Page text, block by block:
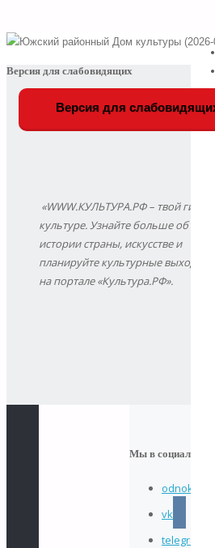
районный
Дом
13
18:06:34
GMT+01:00)
Версия для слабовидящих
Версия для
«WWW.КУЛЬТУРА.РФ – твой гид по
культуре. Узнайте больше об
истории страны, искусстве и
планируйте культурные выходные
на портале «Культура.РФ».
Мы в социальных
vk
telegram